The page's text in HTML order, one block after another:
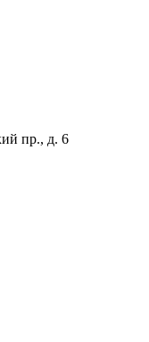
пр., д. 6